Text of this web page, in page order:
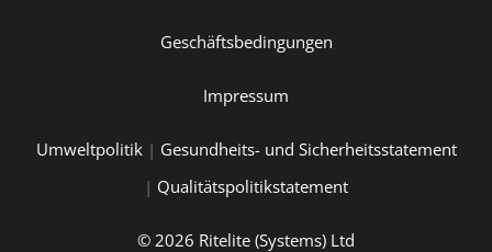
Geschäftsbedingungen
Impressum
Umweltpolitik| Gesundheits- und Sicherheitsstatement
| Qualitätspolitikstatement
© 2026 Ritelite (Systems) Ltd